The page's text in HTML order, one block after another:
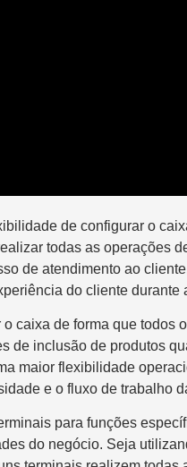
de configurar o
todas as operações
de atendimento ao
do cliente durante
caixa de forma que todos
de inclusão de produtos
maior flexibilidade
e o fluxo de trabalho
para funções
do negócio. Seja